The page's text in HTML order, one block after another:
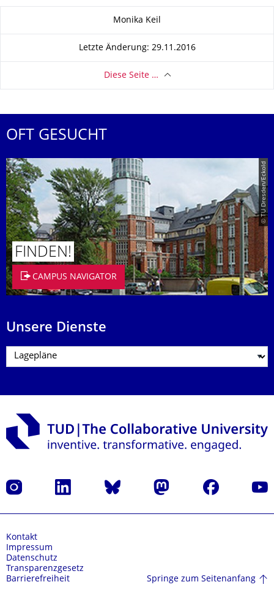
Monika Keil
Letzte Änderung: 29.11.2016
Diese Seite …
OFT GESUCHT
© TU Dresden/Eckold
FINDEN!
CAMPUS NAVIGATOR
Unsere Dienste
Instagram LinkedIn Bluesky Mastodon Facebook
Kontakt
Impressum
Datenschutz
Transparenzgesetz
Barrierefreiheit
Springe zum Seitenanfang